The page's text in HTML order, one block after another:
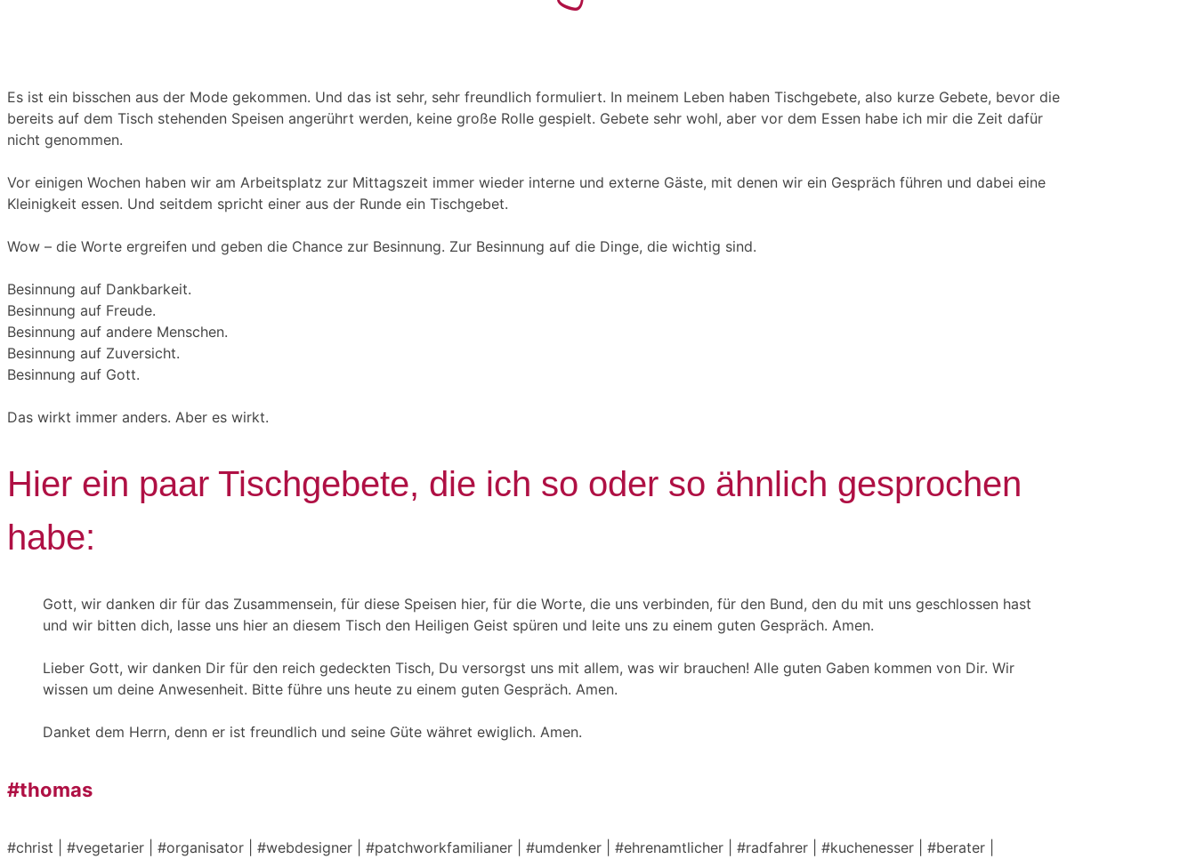
Es ist ein bisschen aus der Mode gekommen. Und das ist sehr, sehr freundlich formuliert. In meinem Leben haben Tischgebete, also kurze Gebete, bevor die
bereits auf dem Tisch stehenden Speisen angerührt werden, keine große Rolle gespielt. Gebete sehr wohl, aber vor dem Essen habe ich mir die Zeit dafür
nicht genommen.
Vor einigen Wochen haben wir am Arbeitsplatz zur Mittagszeit immer wieder interne und externe Gäste, mit denen wir ein Gespräch führen und dabei eine
Kleinigkeit essen. Und seitdem spricht einer aus der Runde ein Tischgebet.
Wow – die Worte ergreifen und geben die Chance zur Besinnung. Zur Besinnung auf die Dinge, die wichtig sind.
Besinnung auf Dankbarkeit.
Besinnung auf Freude.
Besinnung auf andere Menschen.
Besinnung auf Zuversicht.
Besinnung auf Gott.
Das wirkt immer anders. Aber es wirkt.
Hier ein paar Tischgebete, die ich so oder so ähnlich gesprochen
habe:
Gott, wir danken dir für das Zusammensein, für diese Speisen hier, für die Worte, die uns verbinden, für den Bund, den du mit uns geschlossen hast
und wir bitten dich, lasse uns hier an diesem Tisch den Heiligen Geist spüren und leite uns zu einem guten Gespräch. Amen.
Lieber Gott, wir danken Dir für den reich gedeckten Tisch, Du versorgst uns mit allem, was wir brauchen! Alle guten Gaben kommen von Dir. Wir
wissen um deine Anwesenheit. Bitte führe uns heute zu einem guten Gespräch. Amen.
Danket dem Herrn, denn er ist freundlich und seine Güte währet ewiglich. Amen.
#thomas
#christ | #vegetarier | #organisator | #webdesigner | #patchworkfamilianer | #umdenker | #ehrenamtlicher | #radfahrer | #kuchenesser | #berater |